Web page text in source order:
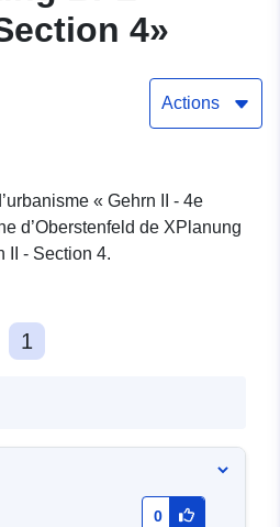
4»
Actions
« Gehrn II - 4e
d’Oberstenfeld de XPlanung
II - Section 4.
1
0